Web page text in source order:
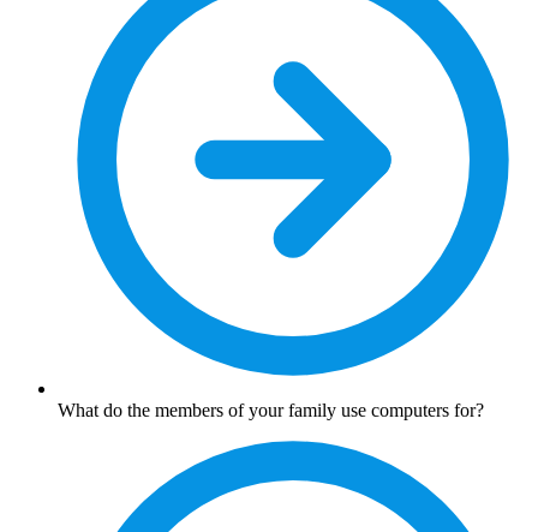
What do the members of your family use computers for?